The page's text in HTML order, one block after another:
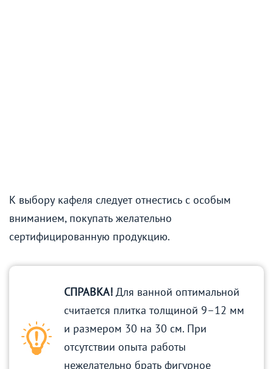
К выбору кафеля следует отнестись с особым
вниманием, покупать желательно
сертифицированную продукцию.
СПРАВКА! Для ванной оптимальной
считается плитка толщиной 9–12 мм
и размером 30 на 30 см. При
отсутствии опыта работы
нежелательно брать фигурное